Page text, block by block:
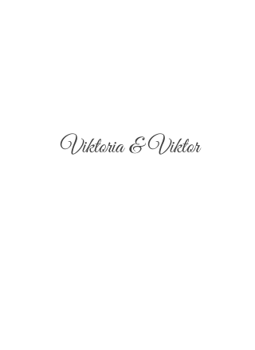
Viktoria & Viktor